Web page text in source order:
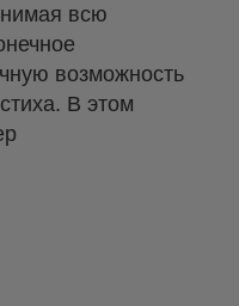
всю
возможность
В этом